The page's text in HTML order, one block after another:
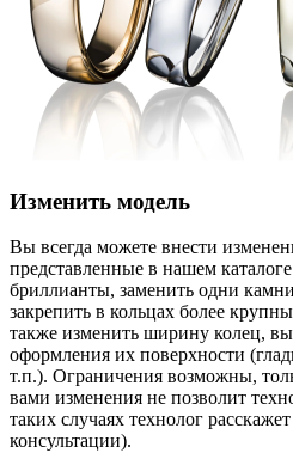
Изменить модель
Вы всегда можете внести
представленные в нашем
бриллианты, заменить одни
закрепить в кольцах более
также изменить ширину колец,
оформления их поверхности
т.п.). Ограничения возможны,
вами изменения не позволит
таких случаях технолог
консультации).